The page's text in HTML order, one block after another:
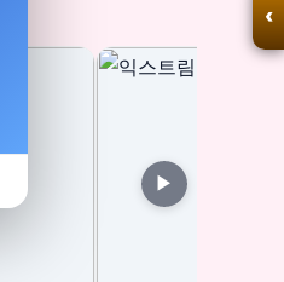
‹
▶